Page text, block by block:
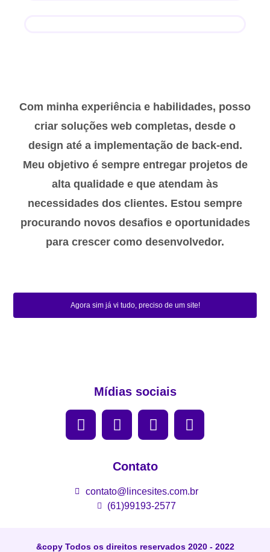
Com minha experiência e habilidades, posso
criar soluções web completas, desde o
design até a implementação de back-end.
Meu objetivo é sempre entregar projetos de
alta qualidade e que atendam às
necessidades dos clientes. Estou sempre
procurando novos desafios e oportunidades
para crescer como desenvolvedor.
Agora sim já vi tudo, preciso de um site!
Mídias sociais
Contato
contato@lincesites.com.br
(61)99193-2577
&copy Todos os direitos reservados 2020 - 2022